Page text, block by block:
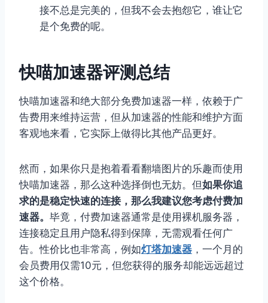
接不总是完美的，但我不会去抱怨它，谁让它
是个免费的呢。
快喵加速器评测总结
快喵加速器和绝大部分免费加速器一样，依赖于广
告费用来维持运营，但从加速器的性能和维护方面
客观地来看，它实际上做得比其他产品更好。
然而，如果你只是抱着看看翻墙图片的乐趣而使用
快喵加速器，那么这种选择倒也无妨。但如果你追
求的是稳定快速的连接，那么我建议您考虑付费加
速器。 毕竟，付费加速器通常是使用裸机服务器，
连接稳定且用户隐私得到保障，无需观看任何广
告。性价比也非常高，例如灯塔加速器 ，一个月的
会员费用仅需10元，但您获得的服务却能远远超过
这个价格。